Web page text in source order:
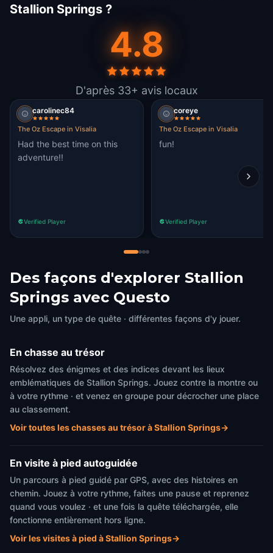
Stallion Springs ?
4.8
D'après 33+ avis locaux
carolinec84
The Oz Escape in Visalia
Had the best time on this
adventure!!
Verified Player
coreye
The Oz Escape in Visalia
fun!
Verified Player
Des façons d'explorer Stallion
Springs avec Questo
Une appli, un type de quête · différentes façons d'y jouer.
En chasse au trésor
Résolvez des énigmes et des indices devant les lieux
emblématiques de Stallion Springs. Jouez contre la montre ou
à votre rythme · et venez en groupe pour décrocher une place
au classement.
Voir toutes les chasses au trésor à Stallion Springs→
En visite à pied autoguidée
Un parcours à pied guidé par GPS, avec des histoires en
chemin. Jouez à votre rythme, faites une pause et reprenez
quand vous voulez · et une fois la quête téléchargée, elle
fonctionne entièrement hors ligne.
Voir les visites à pied à Stallion Springs→